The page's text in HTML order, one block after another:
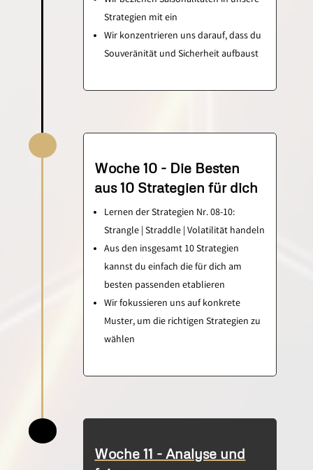
Strategien mit ein
Wir konzentrieren uns darauf, dass du
Souveränität und Sicherheit aufbaust
Woche 10 - Die Besten
aus 10 Strategien für dich
Lernen der Strategien Nr. 08-10:
Strangle | Straddle | Volatilität handeln
Aus den insgesamt 10 Strategien
kannst du einfach die für dich am
besten passenden etablieren
Wir fokussieren uns auf konkrete
Muster, um die richtigen Strategien zu
wählen
Woche 11 - Analyse und